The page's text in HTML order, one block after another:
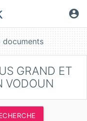
account_circle
GRAND ET
VODOUN